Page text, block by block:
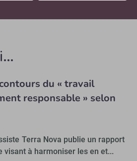
du « travail
responsable » selon
Terra Nova publie un rapport
visant à harmoniser les en et...